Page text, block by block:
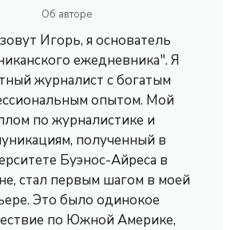
Об авторе
Игорь, я основатель
ежедневника". Я
журналист с богатым
опытом. Мой
по журналистике и
полученный в
Буэнос-Айреса в
стал первым шагом в моей
Это было одинокое
по Южной Америке,